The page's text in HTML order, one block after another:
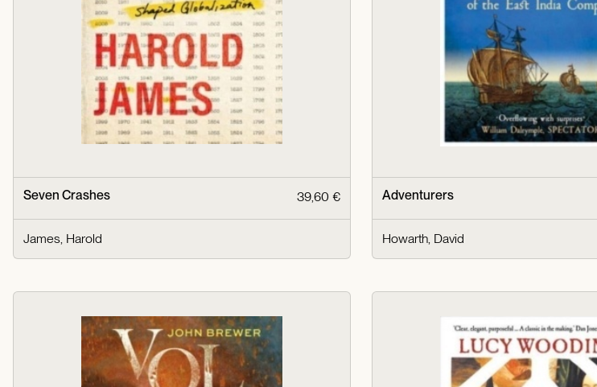
Seven Crashes 39,60 €
James, Harold
Adventurers
Howarth, David